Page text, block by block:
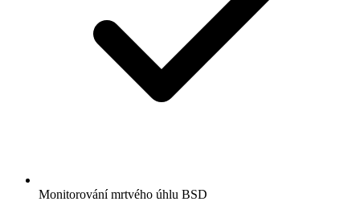
Monitorování mrtvého úhlu BSD